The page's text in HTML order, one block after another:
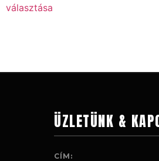
választása
ÜZLETÜNK &
CÍM: